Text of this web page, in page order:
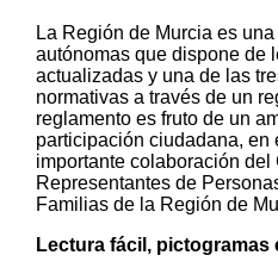
La Región de Murcia es
autónomas que dispone de
actualizadas y una de las
normativas a través de un
reglamento es fruto de un
participación ciudadana, en
importante colaboración del
Representantes de
Familias de la Región de
Lectura fácil,